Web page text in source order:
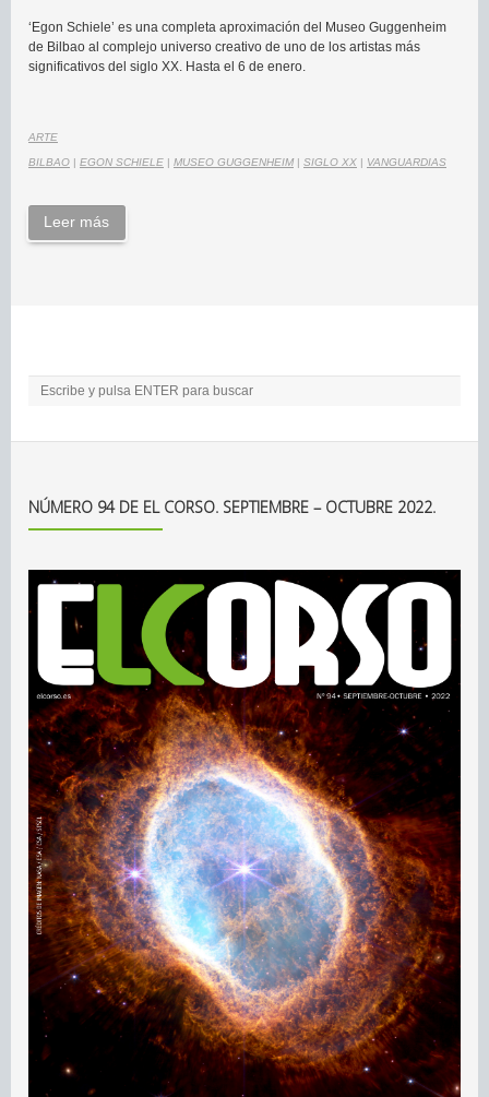
‘Egon Schiele’ es una completa aproximación del Museo Guggenheim
de Bilbao al complejo universo creativo de uno de los artistas más
significativos del siglo XX. Hasta el 6 de enero.
ARTE
BILBAO | EGON SCHIELE | MUSEO GUGGENHEIM | SIGLO XX | VANGUARDIAS
Leer más
NÚMERO 94 DE EL CORSO. SEPTIEMBRE – OCTUBRE 2022.